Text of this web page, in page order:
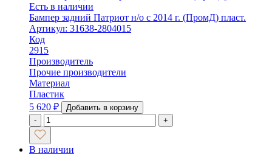
Есть в наличии
Бампер задний Патриот н/о с 2014 г. (ПромД) пласт.
Артикул: 31638-2804015
Код
2915
Производитель
Прочие производители
Материал
Пластик
5 620 ₽
Добавить в корзину
-
+
В наличии